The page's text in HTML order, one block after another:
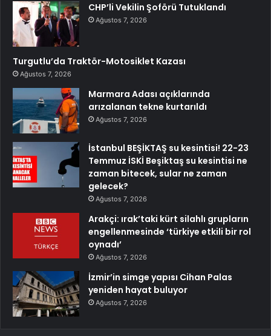
CHP’li Vekilin Şoförü Tutuklandı
Ağustos 7, 2026
Turgutlu’da Traktör-Motosiklet Kazası
Ağustos 7, 2026
Marmara Adası açıklarında
arızalanan tekne kurtarıldı
Ağustos 7, 2026
İstanbul BEŞİKTAŞ su kesintisi! 22-23
Temmuz İSKİ Beşiktaş su kesintisi ne
zaman bitecek, sular ne zaman
gelecek?
Ağustos 7, 2026
Arakçi: ırak’taki kürt silahlı grupların
engellenmesinde ‘türkiye etkili bir rol
oynadı’
Ağustos 7, 2026
İzmir’in simge yapısı Cihan Palas
yeniden hayat buluyor
Ağustos 7, 2026